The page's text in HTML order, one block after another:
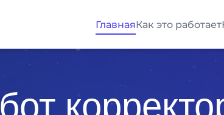
ГлавнаяКак это работает